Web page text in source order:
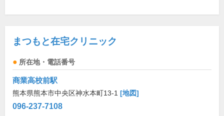
まつもと在宅クリニック
所在地・電話番号
商業高校前駅
熊本県熊本市中央区神水本町13-1 [地図]
096-237-7108